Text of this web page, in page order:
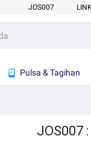
JOS007
Pulsa & Tagihan
JOS007